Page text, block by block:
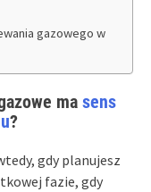
gazowego w
ma sens
?
gdy planujesz
fazie, gdy